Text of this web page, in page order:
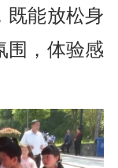
既能放松身
围，体验感